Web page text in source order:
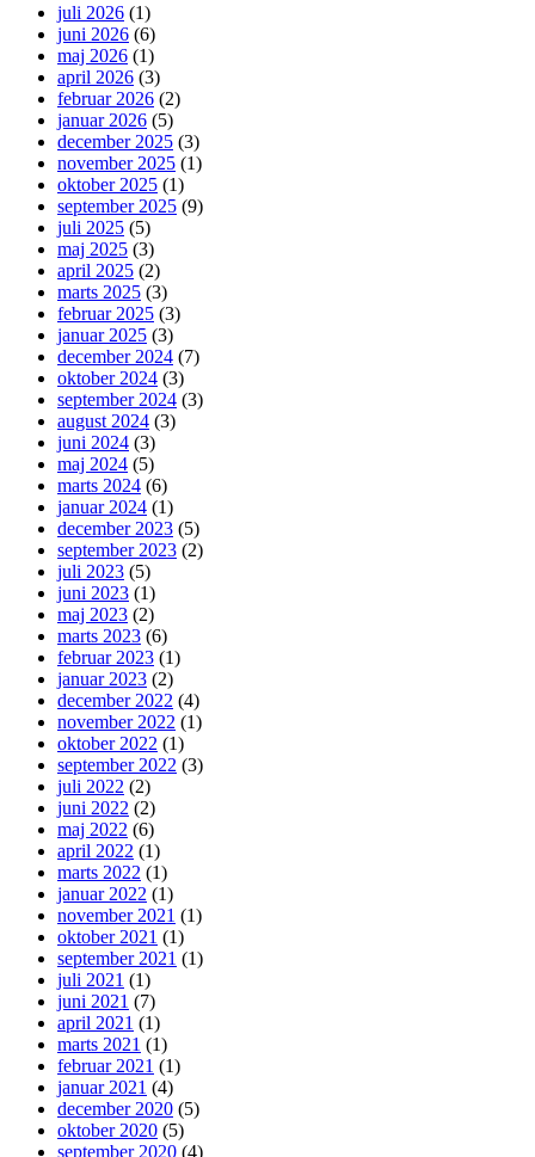
juli 2026 (1)
juni 2026 (6)
maj 2026 (1)
april 2026 (3)
februar 2026 (2)
januar 2026 (5)
december 2025 (3)
november 2025 (1)
oktober 2025 (1)
september 2025 (9)
juli 2025 (5)
maj 2025 (3)
april 2025 (2)
marts 2025 (3)
februar 2025 (3)
januar 2025 (3)
december 2024 (7)
oktober 2024 (3)
september 2024 (3)
august 2024 (3)
juni 2024 (3)
maj 2024 (5)
marts 2024 (6)
januar 2024 (1)
december 2023 (5)
september 2023 (2)
juli 2023 (5)
juni 2023 (1)
maj 2023 (2)
marts 2023 (6)
februar 2023 (1)
januar 2023 (2)
december 2022 (4)
november 2022 (1)
oktober 2022 (1)
september 2022 (3)
juli 2022 (2)
juni 2022 (2)
maj 2022 (6)
april 2022 (1)
marts 2022 (1)
januar 2022 (1)
november 2021 (1)
oktober 2021 (1)
september 2021 (1)
juli 2021 (1)
juni 2021 (7)
april 2021 (1)
marts 2021 (1)
februar 2021 (1)
januar 2021 (4)
december 2020 (5)
oktober 2020 (5)
september 2020 (4)